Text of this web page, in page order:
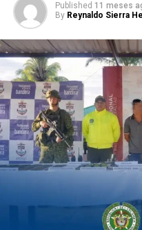
Published 11 meses
By Reynaldo Sierra